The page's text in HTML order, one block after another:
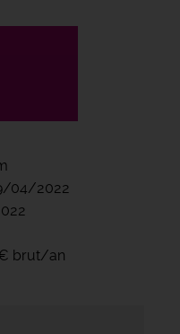
04/2022
€ brut/an